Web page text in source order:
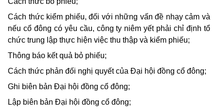
Cách thức kiểm phiếu, đối với những vấn đề nhạy cảm và
nếu cổ đông có yêu cầu, công ty niêm yết phải chỉ định tổ
chức trung lập thực hiện việc thu thập và kiểm phiếu;
Thông báo kết quả bỏ phiếu;
Cách thức phản đối nghị quyết của Đại hội đồng cổ đông;
Ghi biên bản Đại hội đồng cổ đông;
Lập biên bản Đại hội đồng cổ đông;